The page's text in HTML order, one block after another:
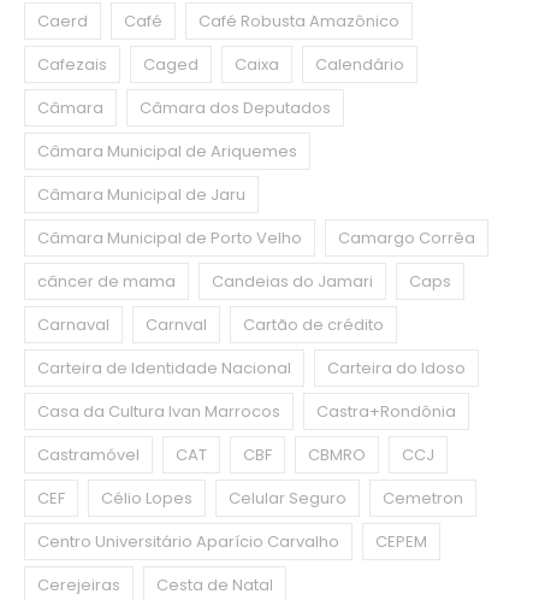
Caerd
Café
Café Robusta Amazônico
Cafezais
Caged Caixa
Calendário
Câmara
Câmara dos Deputados
Câmara Municipal de Ariquemes
Câmara Municipal de Jaru
Câmara Municipal de Porto Velho
Camargo Corrêa
câncer de mama
Candeias do Jamari
Caps
Carnaval
Carnval
Cartão de crédito
Carteira de Identidade Nacional
Carteira do Idoso
Casa da Cultura Ivan Marrocos
Castra+Rondônia
Castramóvel
CAT CBF CBMRO
CCJ
CEF
Célio Lopes Celular Seguro
Cemetron
Centro Universitário Aparício Carvalho
CEPEM
Cerejeiras
Cesta de Natal